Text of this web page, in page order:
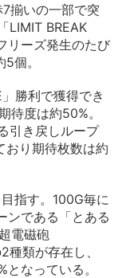
揃いの一部で突
LIMIT BREAK
リーズ発生のたび
個。
勝利で獲得でき
待度は約50%。
引き戻しループ
おり期待枚数は約
指す。100G毎に
ンである「とある
電磁砲
類が存在し、
なっている。